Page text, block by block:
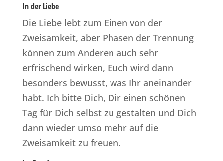
In der Liebe
Die Liebe lebt zum Einen von der
Zweisamkeit, aber Phasen der Trennung
können zum Anderen auch sehr
erfrischend wirken, Euch wird dann
besonders bewusst, was Ihr aneinander
habt. Ich bitte Dich, Dir einen schönen
Tag für Dich selbst zu gestalten und Dich
dann wieder umso mehr auf die
Zweisamkeit zu freuen.